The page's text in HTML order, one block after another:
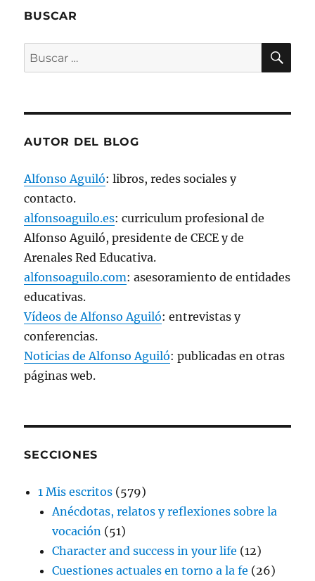
u
a
BUSCAR
Buscar
por:
AUTOR DEL BLOG
Alfonso Aguiló: libros, redes sociales y
contacto.
alfonsoaguilo.es: curriculum profesional de
Alfonso Aguiló, presidente de CECE y de
Arenales Red Educativa.
alfonsoaguilo.com: asesoramiento de entidades
educativas.
Vídeos de Alfonso Aguiló: entrevistas y
conferencias.
Noticias de Alfonso Aguiló: publicadas en otras
páginas web.
SECCIONES
1 Mis escritos (579)
Anécdotas, relatos y reflexiones sobre la
vocación (51)
Character and success in your life (12)
Cuestiones actuales en torno a la fe (26)